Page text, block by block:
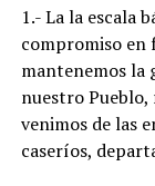
1.- La la escala
compromiso en
mantenemos la
nuestro Pueblo,
venimos de las
caseríos,